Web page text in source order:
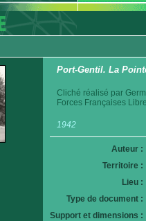
Port-Gentil. La
Cliché réalisé par
Forces Françaises
1942
Auteur :
Territoire :
Lieu :
Type de document :
Support et dimensions :